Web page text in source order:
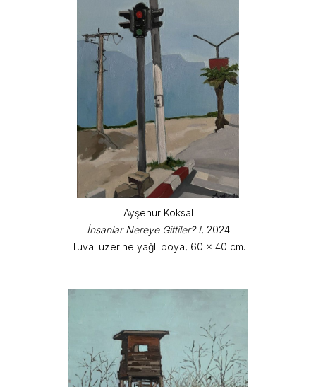
Ayşenur Köksal
İnsanlar Nereye Gittiler? I, 2024
Tuval üzerine yağlı boya, 60 x 40 cm.